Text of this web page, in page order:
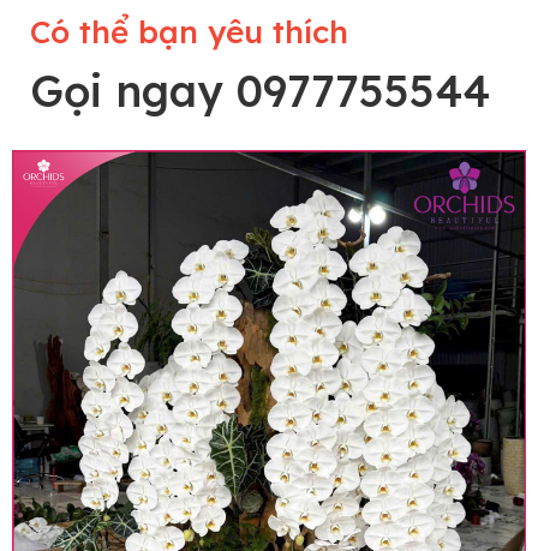
Lưu ý trước khi đặt hàng
• Về cây hoa: Một chậu hoa lan hồ điệp đẹp và
hoàn chỉnh sẽ được phối ghép từ nhiều cây hoa
và tạo dáng hoàn toàn thủ công nên có thể sẽ
khác nhau đôi chút giữa sản phẩm thực tế và
Có thể bạn yêu thích
Gọi ngay 0977755544